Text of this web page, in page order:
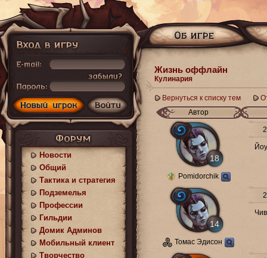
Жизнь оффлайн
Кулинария
Вернуться к списку тем
Автор
18
Pomidorchik
Йоу
14
Томас Эдисон
Новости
Общий
Тактика и стратегия
Подземелья
Профессии
Гильдии
Домик Админов
Мобильный клиент
Творчество